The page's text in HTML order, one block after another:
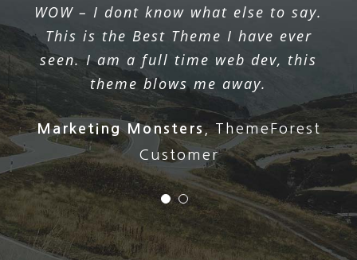
WOW – I dont know what else to say.
This is the Best Theme I have ever
seen. I am a full time web dev, this
theme blows me away.
Marketing Monsters,ThemeForest
Customer
The ThemeFusion team provides
excellent support, listens to their users
& continually works to improve their
product.
Stephen Cronin,Envato Quality Team
Leader